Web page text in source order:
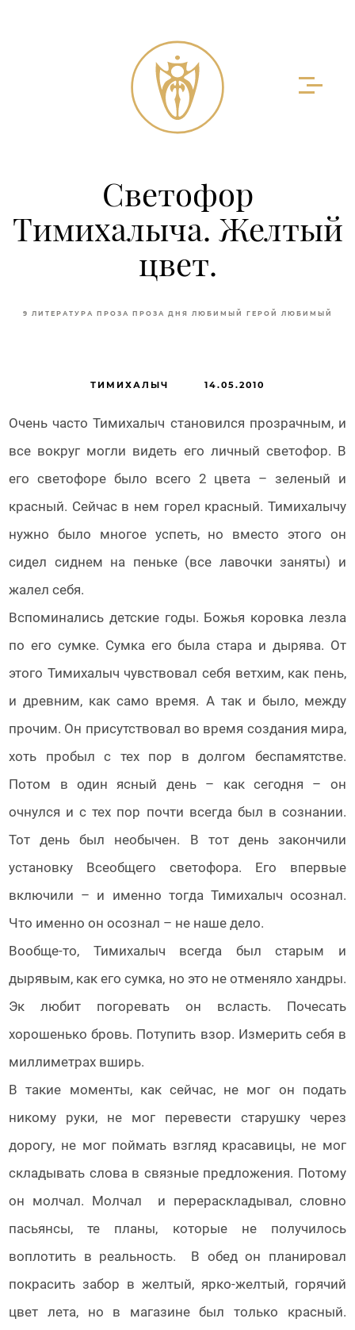
Светофор
Тимихалыча. Желтый
цвет.
9 ЛИТЕРАТУРА ПРОЗА ПРОЗА ДНЯ ЛЮБИМЫЙ ГЕРОЙ ЛЮБИМЫЙ
ДИАЛЕКТИЗМЫ В ХУДОЖЕСТВЕННОЙ ЛИТЕРАТУРЕ
ЭКСПРЕСИОНИЗМ
СВЕТОФОР ТИМИХАЛЫЧ ОСОБЕННОСТИ ИЗОБРАЖЕНИЯ
ТИМИХАЛЫЧ 14.05.2010
Очень часто Тимихалыч становился прозрачным, и
все вокруг могли видеть его личный светофор. В
его светофоре было всего 2 цвета – зеленый и
красный. Сейчас в нем горел красный. Тимихалычу
нужно было многое успеть, но вместо этого он
сидел сиднем на пеньке (все лавочки заняты) и
жалел себя.
Вспоминались детские годы. Божья коровка лезла
по его сумке. Сумка его была стара и дырява. От
этого Тимихалыч чувствовал себя ветхим, как пень,
и древним, как само время. А так и было, между
прочим. Он присутствовал во время создания мира,
хоть пробыл с тех пор в долгом беспамятстве.
Потом в один ясный день – как сегодня – он
очнулся и с тех пор почти всегда был в сознании.
Тот день был необычен. В тот день закончили
установку Всеобщего светофора. Его впервые
включили – и именно тогда Тимихалыч осознал.
Что именно он осознал – не наше дело.
Вообще-то, Тимихалыч всегда был старым и
дырявым, как его сумка, но это не отменяло хандры.
Эк любит погоревать он всласть. Почесать
хорошенько бровь. Потупить взор. Измерить себя в
миллиметрах вширь.
В такие моменты, как сейчас, не мог он подать
никому руки, не мог перевести старушку через
дорогу, не мог поймать взгляд красавицы, не мог
складывать слова в связные предложения. Потому
он молчал. Молчал и перераскладывал, словно
пасьянсы, те планы, которые не получилось
воплотить в реальность. В обед он планировал
покрасить забор в желтый, ярко-желтый, горячий
цвет лета, но в магазине был только красный.